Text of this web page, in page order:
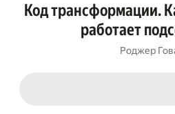
Код трансформации.
работает
Роджер